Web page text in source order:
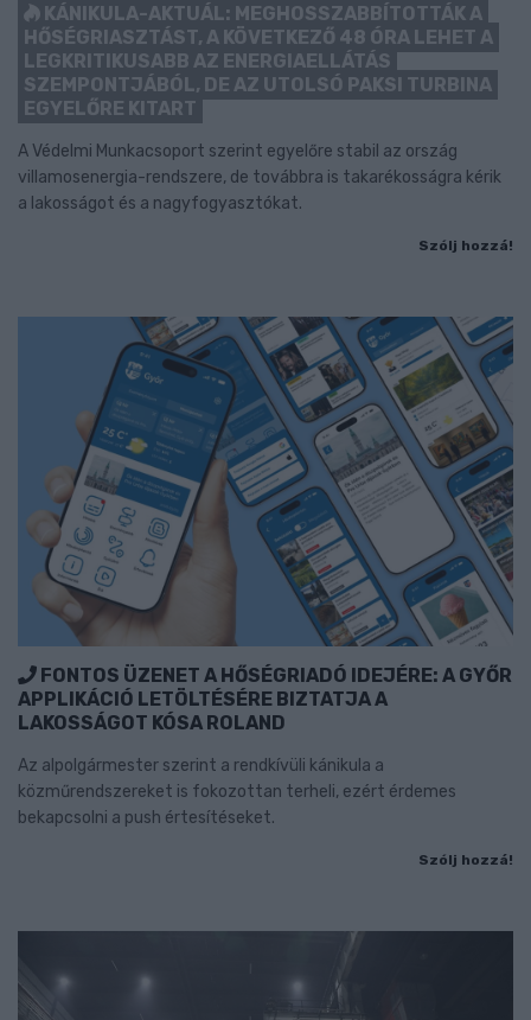
KÁNIKULA-AKTUÁL: MEGHOSSZABBÍTOTTÁK A
HŐSÉGRIASZTÁST, A KÖVETKEZŐ 48 ÓRA LEHET A
LEGKRITIKUSABB AZ ENERGIAELLÁTÁS
SZEMPONTJÁBÓL, DE AZ UTOLSÓ PAKSI TURBINA
EGYELŐRE KITART
A Védelmi Munkacsoport szerint egyelőre stabil az ország
villamosenergia-rendszere, de továbbra is takarékosságra kérik
a lakosságot és a nagyfogyasztókat.
Szólj hozzá!
FONTOS ÜZENET A HŐSÉGRIADÓ IDEJÉRE: A GYŐR
APPLIKÁCIÓ LETÖLTÉSÉRE BIZTATJA A
LAKOSSÁGOT KÓSA ROLAND
Az alpolgármester szerint a rendkívüli kánikula a
közműrendszereket is fokozottan terheli, ezért érdemes
bekapcsolni a push értesítéseket.
Szólj hozzá!